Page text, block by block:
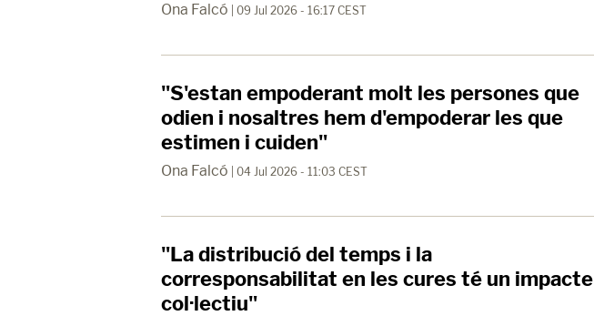
Ona Falcó | 09 Jul 2026 - 16:17 CEST
"S'estan empoderant molt les persones que
odien i nosaltres hem d'empoderar les que
estimen i cuiden"
Ona Falcó | 04 Jul 2026 - 11:03 CEST
"La distribució del temps i la
corresponsabilitat en les cures té un impacte
col·lectiu"